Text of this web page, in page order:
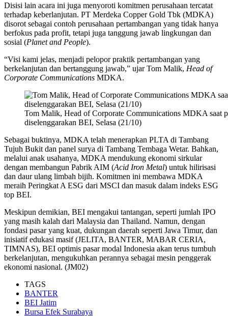
Disisi lain acara ini juga menyoroti komitmen perusahaan tercatat
terhadap keberlanjutan. PT Merdeka Copper Gold Tbk (MDKA)
disorot sebagai contoh perusahaan pertambangan yang tidak hanya
berfokus pada profit, tetapi juga tanggung jawab lingkungan dan
sosial (Planet and People).
“Visi kami jelas, menjadi pelopor praktik pertambangan yang
berkelanjutan dan bertanggung jawab,” ujar Tom Malik, Head of
Corporate Communications MDKA.
Tom Malik, Head of Corporate Communications MDKA saat
diselenggarakan BEI, Selasa (21/10)
Sebagai buktinya, MDKA telah menerapkan PLTA di Tambang
Tujuh Bukit dan panel surya di Tambang Tembaga Wetar. Bahkan,
melalui anak usahanya, MDKA mendukung ekonomi sirkular
dengan membangun Pabrik AIM (Acid Iron Metal) untuk hilirisasi
dan daur ulang limbah bijih. Komitmen ini membawa MDKA
meraih Peringkat A ESG dari MSCI dan masuk dalam indeks ESG
top BEI.
Meskipun demikian, BEI mengakui tantangan, seperti jumlah IPO
yang masih kalah dari Malaysia dan Thailand. Namun, dengan
fondasi pasar yang kuat, dukungan daerah seperti Jawa Timur, dan
inisiatif edukasi masif (JELITA, BANTER, MABAR CERIA,
TIMNAS), BEI optimis pasar modal Indonesia akan terus tumbuh
berkelanjutan, mengukuhkan perannya sebagai mesin penggerak
ekonomi nasional. (JM02)
TAGS
BANTER
BEI Jatim
Bursa Efek Surabaya